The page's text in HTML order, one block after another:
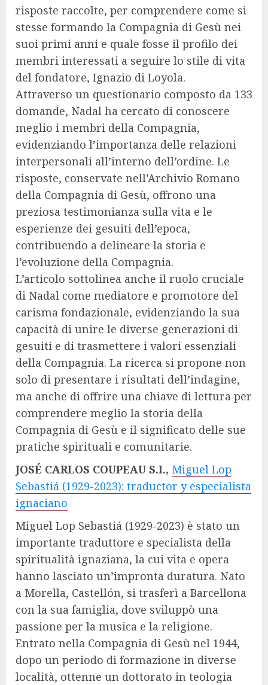
risposte raccolte, per comprendere come si
stesse formando la Compagnia di Gesù nei
suoi primi anni e quale fosse il profilo dei
membri interessati a seguire lo stile di vita
del fondatore, Ignazio di Loyola.
Attraverso un questionario composto da 133
domande, Nadal ha cercato di conoscere
meglio i membri della Compagnia,
evidenziando l’importanza delle relazioni
interpersonali all’interno dell’ordine. Le
risposte, conservate nell’Archivio Romano
della Compagnia di Gesù, offrono una
preziosa testimonianza sulla vita e le
esperienze dei gesuiti dell’epoca,
contribuendo a delineare la storia e
l’evoluzione della Compagnia.
L’articolo sottolinea anche il ruolo cruciale
di Nadal come mediatore e promotore del
carisma fondazionale, evidenziando la sua
capacità di unire le diverse generazioni di
gesuiti e di trasmettere i valori essenziali
della Compagnia. La ricerca si propone non
solo di presentare i risultati dell’indagine,
ma anche di offrire una chiave di lettura per
comprendere meglio la storia della
Compagnia di Gesù e il significato delle sue
pratiche spirituali e comunitarie.
JOSÉ CARLOS COUPEAU S.I., Miguel Lop
Sebastiá (1929-2023): traductor y especialista
ignaciano
Miguel Lop Sebastiá (1929-2023) è stato un
importante traduttore e specialista della
spiritualità ignaziana, la cui vita e opera
hanno lasciato un’impronta duratura. Nato
a Morella, Castellón, si trasferì a Barcellona
con la sua famiglia, dove sviluppò una
passione per la musica e la religione.
Entrato nella Compagnia di Gesù nel 1944,
dopo un periodo di formazione in diverse
località, ottenne un dottorato in teologia